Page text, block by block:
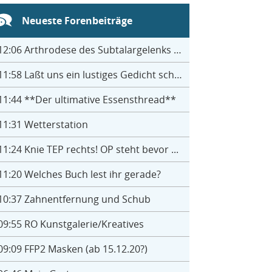
Neueste Forenbeiträge
Arthrodese des Subtalargelenks mit 27
Laßt uns ein lustiges Gedicht schreiben- jeder einen Satz
**Der ultimative Essensthread**
Wetterstation
Knie TEP rechts! OP steht bevor ...
Welches Buch lest ihr gerade?
Zahnentfernung und Schub
RO Kunstgalerie/Kreatives
FFP2 Masken (ab 15.12.20?)